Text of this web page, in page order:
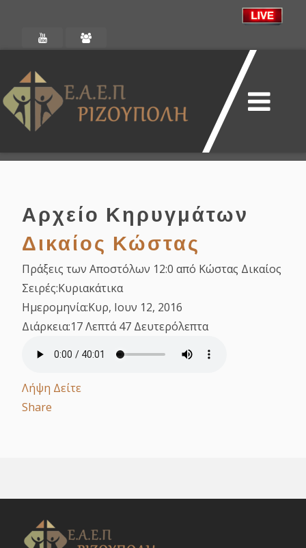
Αρχείο Κηρυγμάτων
Δικαίος Κώστας
Πράξεις των Αποστόλων 12:0 από Κώστας Δικαίος
Σειρές:Κυριακάτικα
Ημερομηνία:Κυρ, Ιουν 12, 2016
Διάρκεια:17 Λεπτά 47 Δευτερόλεπτα
Λήψη Δείτε
Share